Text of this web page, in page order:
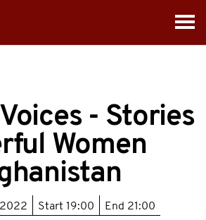
- Stories
Women
Start 19:00 End 21:00